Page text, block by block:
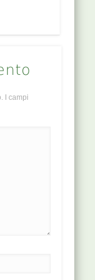
I campi